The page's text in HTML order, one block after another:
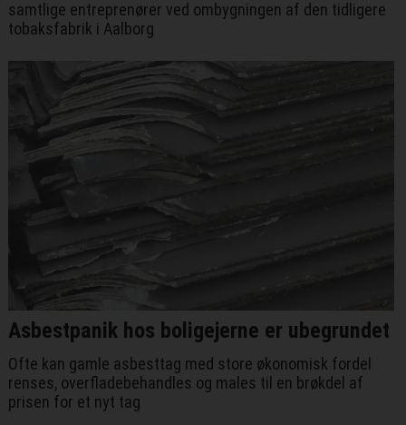
samtlige entreprenører ved ombygningen af den tidligere
tobaksfabrik i Aalborg
Asbestpanik hos boligejerne er ubegrundet
Ofte kan gamle asbesttag med store økonomisk fordel
renses, overfladebehandles og males til en brøkdel af
prisen for et nyt tag